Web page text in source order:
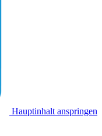
Hauptinhalt anspringen